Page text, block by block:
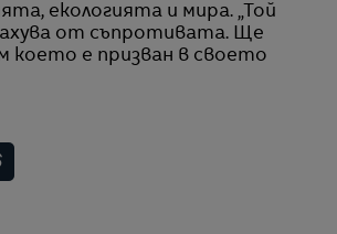
екологията и мира. „Той
от съпротивата. Ще
което е призван в своето